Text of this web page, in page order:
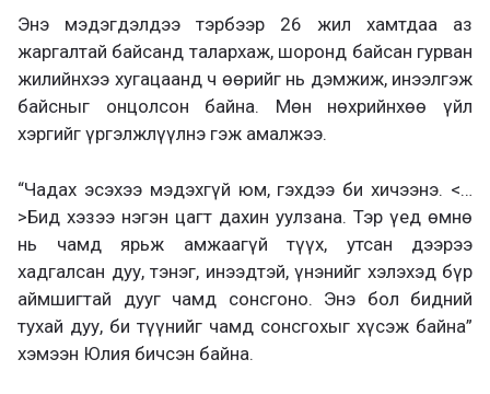
Энэ мэдэгдэлдээ тэрбээр 26 жил хамтдаа аз
жаргалтай байсанд талархаж, шоронд байсан гурван
жилийнхээ хугацаанд ч өөрийг нь дэмжиж, инээлгэж
байсныг онцолсон байна. Мөн нөхрийнхөө үйл
хэргийг үргэлжлүүлнэ гэж амалжээ.
“Чадах эсэхээ мэдэхгүй юм, гэхдээ би хичээнэ. <…
>Бид хэзээ нэгэн цагт дахин уулзана. Тэр үед өмнө
нь чамд ярьж амжаагүй түүх, утсан дээрээ
хадгалсан дуу, тэнэг, инээдтэй, үнэнийг хэлэхэд бүр
аймшигтай дууг чамд сонсгоно. Энэ бол бидний
тухай дуу, би түүнийг чамд сонсгохыг хүсэж байна”
хэмээн Юлия бичсэн байна.